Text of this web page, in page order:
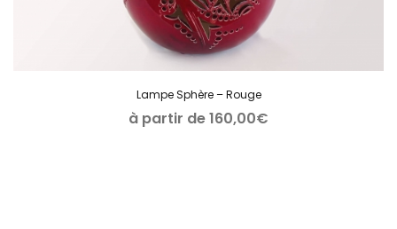
Lampe Sphère – Rouge
à partir de160,00€